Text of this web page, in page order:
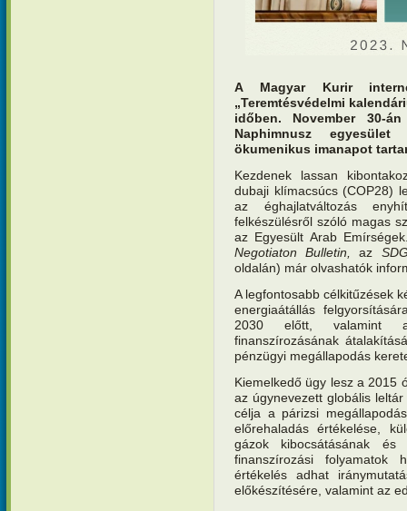
A Magyar Kurir
„Teremtésvédelmi
időben. November 30-
Naphimnusz
ökumenikus imanapot
Kezdenek lassan
dubaji klímacsúcs (COP28)
az éghajlatváltozás
felkészülésről szóló magas
az Egyesült Arab
Negotiaton Bulletin,
az
oldalán) már olvashatók
A legfontosabb célkitűzések
energiaátállás
2030 előtt, valamint
finanszírozásának
pénzügyi megállapodás
Kiemelkedő ügy lesz a 2015
az úgynevezett globális
célja a párizsi
előrehaladás értékelése,
gázok kibocsátásának
finanszírozási folyamatok
értékelés adhat
előkészítésére, valamint az